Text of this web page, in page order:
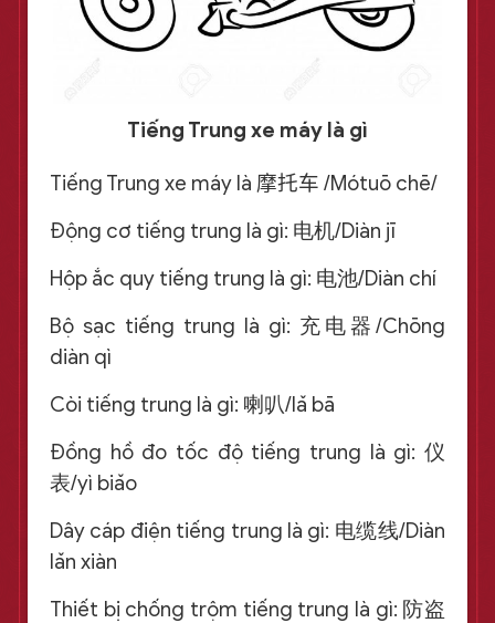
Tiếng Trung xe máy là gì
Tiếng Trung xe máy là 摩托车 /Mótuō chē/
Động cơ tiếng trung là gì: 电机/Diàn jī
Hộp ắc quy tiếng trung là gì: 电池/Diàn chí
Bộ sạc tiếng trung là gì: 充电器/Chōng
diàn qì
Còi tiếng trung là gì: 喇叭/lǎ bā
Đồng hồ đo tốc độ tiếng trung là gì: 仪
表/yì biǎo
Dây cáp điện tiếng trung là gì: 电缆线/Diàn
lǎn xiàn
Thiết bị chống trộm tiếng trung là gì: 防盗